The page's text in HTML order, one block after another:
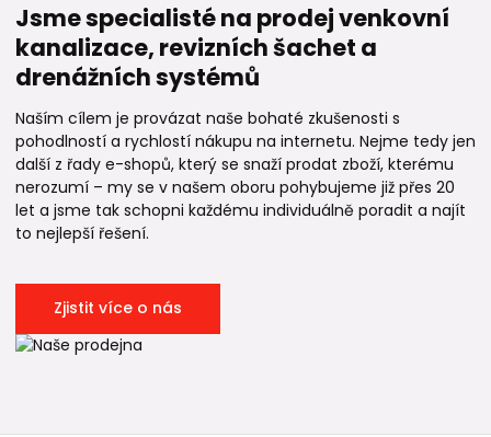
Jsme specialisté na prodej venkovní
kanalizace, revizních šachet a
drenážních systémů
Naším cílem je provázat naše bohaté zkušenosti s
pohodlností a rychlostí nákupu na internetu. Nejme tedy jen
další z řady e-shopů, který se snaží prodat zboží, kterému
nerozumí – my se v našem oboru pohybujeme již přes 20
let a jsme tak schopni každému individuálně poradit a najít
to nejlepší řešení.
Zjistit více o nás